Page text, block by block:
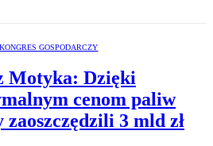
GOSPODARCZY
Motyka: Dzięki
cenom paliw
zaoszczędzili 3 mld zł